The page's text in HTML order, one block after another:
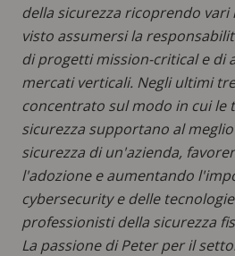
della sicurezza ricoprendo
visto assumersi la
di progetti mission-critical e di
mercati verticali. Negli ultimi
concentrato sul modo in cui le
sicurezza supportano al
sicurezza di un'azienda,
l'adozione e aumentando
cybersecurity e delle
professionisti della sicurezza
La passione di Peter per il